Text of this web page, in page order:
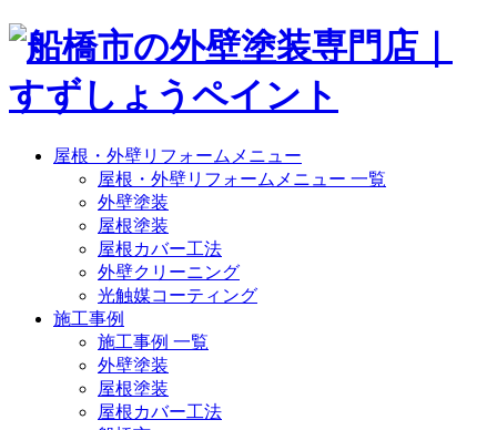
屋根・外壁リフォームメニュー
屋根・外壁リフォームメニュー 一覧
外壁塗装
屋根塗装
屋根カバー工法
外壁クリーニング
光触媒コーティング
施工事例
施工事例 一覧
外壁塗装
屋根塗装
屋根カバー工法